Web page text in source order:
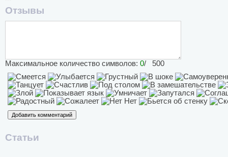
Отзывы
Максимальное количество символов: 0/ 500
Статьи